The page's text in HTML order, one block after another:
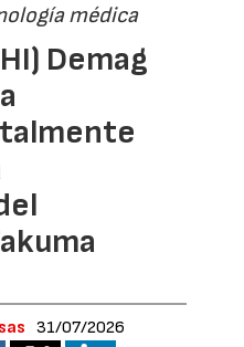
médica
Demag
31/07/2026